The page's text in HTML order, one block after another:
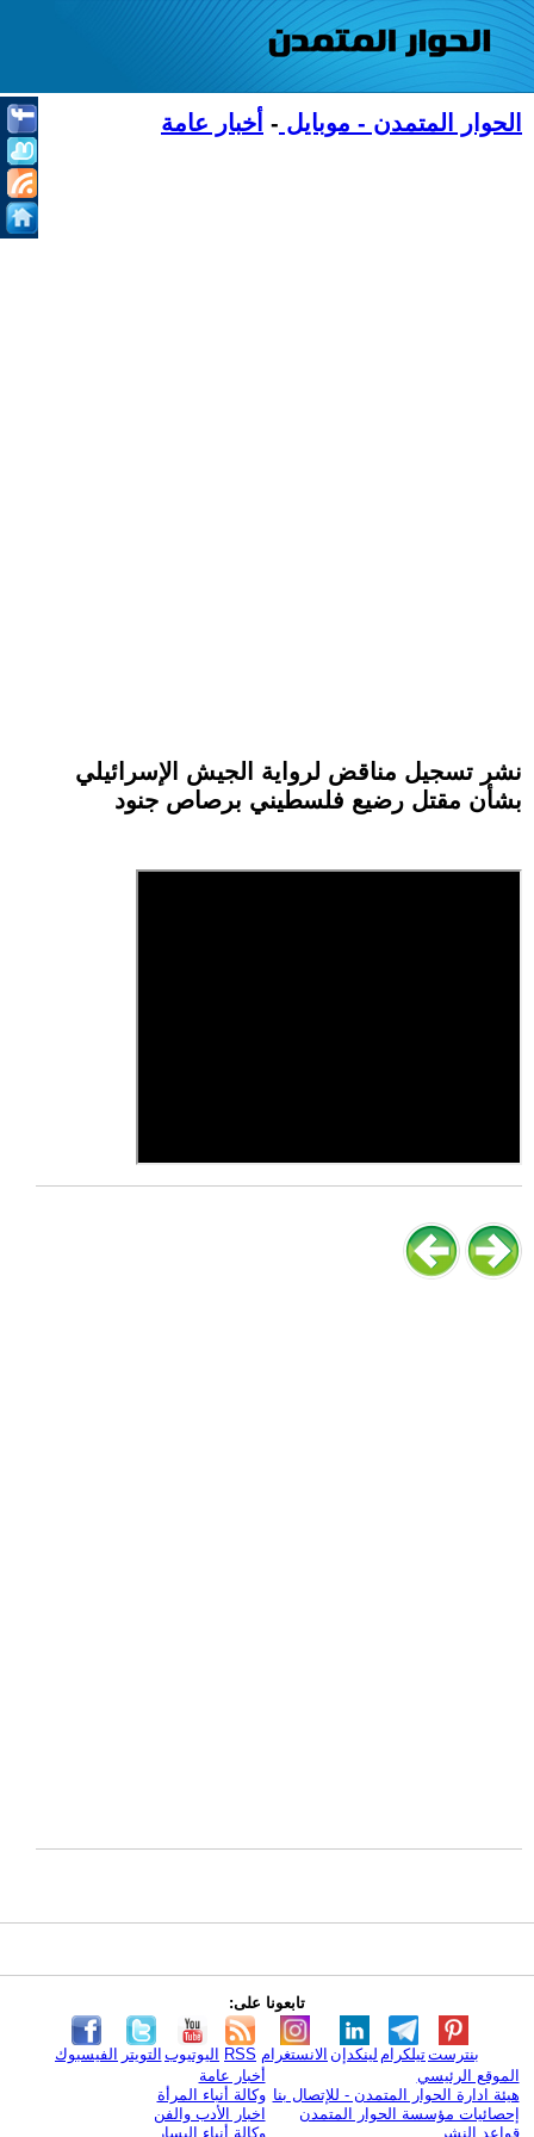
الحوار المتمدن - موبايل - أخبار عامة
نشر تسجيل مناقض لرواية الجيش الإسرائيلي
بشأن مقتل رضيع فلسطيني برصاص جنود
تابعونا على:
الفيسبوك التويتر اليوتيوب RSS الانستغرام لينكدإن تيلكرامبنترست
الموقع الرئيسي
هيئة ادارة الحوار المتمدن - للإتصال بنا
إحصائيات مؤسسة الحوار المتمدن
قواعد النشر
أخبار عامة
وكالة أنباء المرأة
اخبار الأدب والفن
وكالة أنباء اليسار